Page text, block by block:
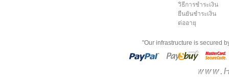
วิธีการชำระเงิน
ยืนยันชำระเงิน
ต่ออายุ
"Our infrastructure is secured